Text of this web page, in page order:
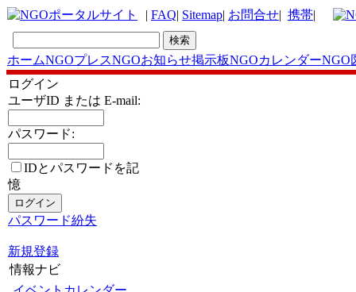
| FAQ| Sitemap| お問合せ| 携帯|
ホームNGOプレスNGOお知らせ掲示板NGOカレンダーNGO
ログイン
ユーザID または E-mail:
パスワード:
IDとパスワードを記
憶
パスワード紛失
新規登録
情報ナビ